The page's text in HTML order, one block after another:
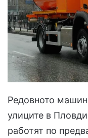
Редовното
улиците в
работят по